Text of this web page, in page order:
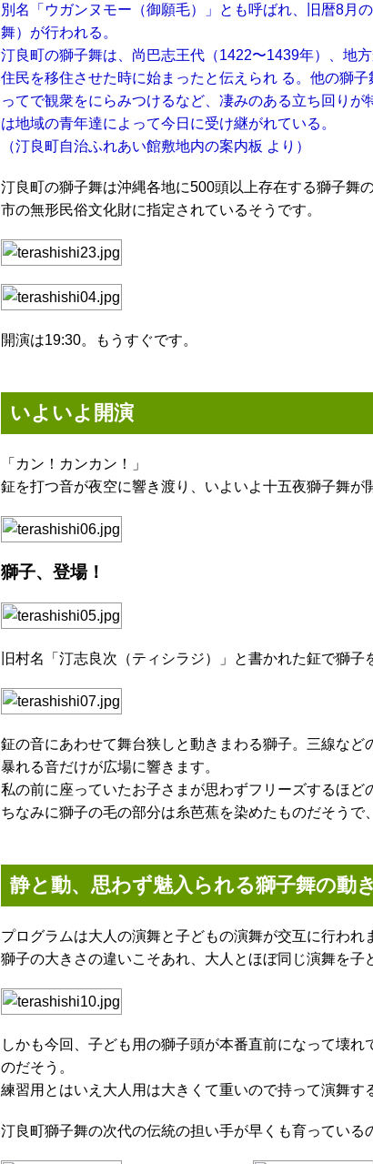
別名「ウガンヌモー（御願毛）」とも呼ばれ、旧暦8月
舞）が行われる。
汀良町の獅子舞は、尚巴志王代（1422〜1439年）、地
住民を移住させた時に始まったと伝えられ る。他の獅
ってで観衆をにらみつけるなど、凄みのある立ち回り
は地域の青年達によって今日に受け継がれている。
（汀良町自治ふれあい館敷地内の案内板 より）
汀良町の獅子舞は沖縄各地に500頭以上存在する獅子舞
市の無形民俗文化財に指定されているそうです。
開演は19:30。もうすぐです。
いよいよ開演
「カン！カンカン！」
鉦を打つ音が夜空に響き渡り、いよいよ十五夜獅子舞が
獅子、登場！
旧村名「汀志良次（ティシラジ）」と書かれた鉦で獅子
鉦の音にあわせて舞台狭しと動きまわる獅子。三線な
暴れる音だけが広場に響きます。
私の前に座っていたお子さまが思わずフリーズするほど
ちなみに獅子の毛の部分は糸芭蕉を染めたものだそうで
静と動、思わず魅入られる獅子舞の動き
プログラムは大人の演舞と子どもの演舞が交互に行われ
獅子の大きさの違いこそあれ、大人とほぼ同じ演舞を子
しかも今回、子ども用の獅子頭が本番直前になって壊
のだそう。
練習用とはいえ大人用は大きくて重いので持って演舞す
汀良町獅子舞の次代の伝統の担い手が早くも育っている